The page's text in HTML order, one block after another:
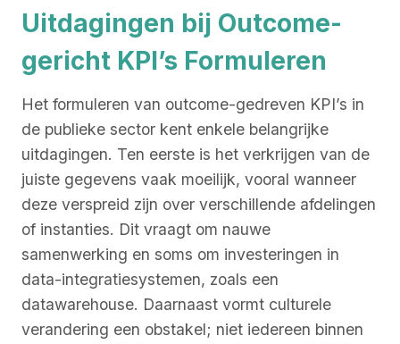
Uitdagingen bij Outcome-
gericht KPI’s Formuleren
Het formuleren van outcome-gedreven KPI’s in
de publieke sector kent enkele belangrijke
uitdagingen. Ten eerste is het verkrijgen van de
juiste gegevens vaak moeilijk, vooral wanneer
deze verspreid zijn over verschillende afdelingen
of instanties. Dit vraagt om nauwe
samenwerking en soms om investeringen in
data-integratiesystemen, zoals een
datawarehouse. Daarnaast vormt culturele
verandering een obstakel; niet iedereen binnen